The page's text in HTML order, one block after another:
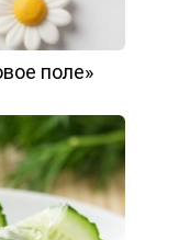
поле»